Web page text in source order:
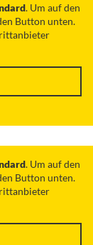
. Um auf den
Button unten.
. Um auf den
Button unten.